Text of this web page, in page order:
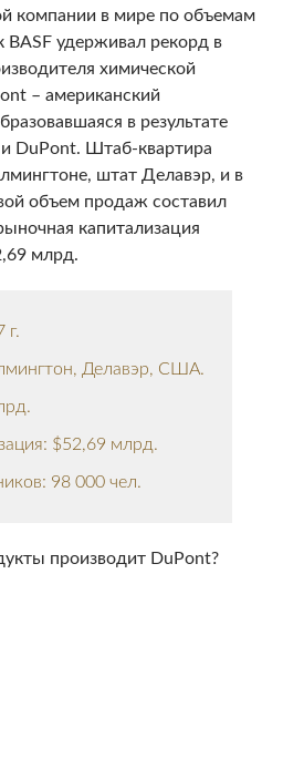
компании в мире по объемам
BASF удерживал рекорд в
химической
– американский
в результате
DuPont. Штаб-квартира
штат Делавэр, и в
объем продаж составил
капитализация
млрд.
г.
Делавэр, США.
$52,69 млрд.
98 000 чел.
производит DuPont?